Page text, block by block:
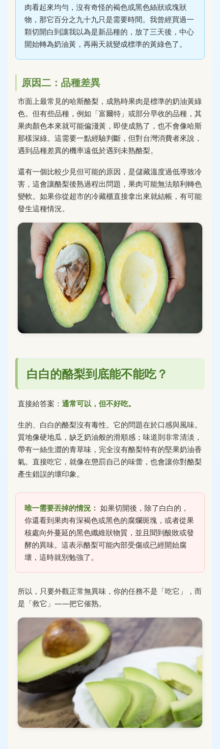
肉看起來均勻，沒有奇怪的褐色或黑色絲狀或塊狀
物，那它百分之九十九只是需要時間。我曾經買過一
顆切開白到讓我以為是新品種的，放了三天後，中心
開始轉為奶油黃，再兩天就變成標準的黃綠色了。
原因二：品種差異
市面上最常見的哈斯酪梨，成熟時果肉是標準的奶油黃綠
色。但有些品種，例如「富爾特」或部分早收的品種，其
果肉顏色本來就可能偏淺黃，即使成熟了，也不會像哈斯
那樣深綠。這需要一點經驗判斷，但對台灣消費者來說，
遇到品種差異的機率遠低於遇到未熟酪梨。
還有一個比較少見但可能的原因，是儲藏溫度過低導致冷
害，這會讓酪梨後熟過程出問題，果肉可能無法順利轉色
變軟。如果你從超市的冷藏櫃直接拿出來就結帳，有可能
發生這種情況。
白白的酪梨到底能不能吃？
直接給答案： 通常可以，但不好吃。
生的、白白的酪梨沒有毒性。它的問題在於口感與風味。
質地像硬地瓜，缺乏奶油般的滑順感；味道則非常清淡，
帶有一絲生澀的青草味，完全沒有酪梨特有的堅果奶油香
氣。直接吃它，就像在懲罰自己的味蕾，也會讓你對酪梨
產生錯誤的壞印象。
唯一需要丟掉的情況： 如果切開後，除了白白的，
你還看到果肉有深褐色或黑色的腐爛斑塊，或者從果
核處向外蔓延的黑色纖維狀物質，並且聞到酸敗或發
酵的異味。這表示酪梨可能內部受傷或已經開始腐
壞，這時就別勉強了。
所以，只要外觀正常無異味，你的任務不是「吃它」，而
是「救它」——把它催熟。